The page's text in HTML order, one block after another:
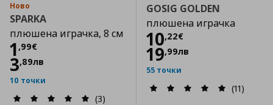
Ново
SPARKA
плюшена играчка, 8 см
1 ,99€
Цена
3,89лв
10 точки
(3)
GOSIG GOLDEN
плюшена играчка
10,22€
Цена
19,99лв
55 точки
(11)